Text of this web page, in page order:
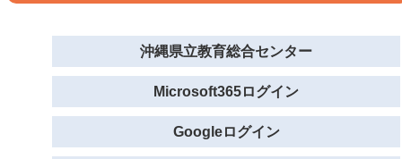
沖縄県立教育総合センター
Microsoft365ログイン
Googleログイン